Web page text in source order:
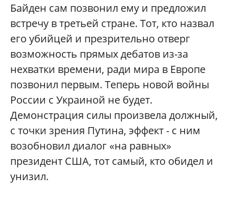
Байден сам позвонил ему и предложил
встречу в третьей стране. Тот, кто назвал
его убийцей и презрительно отверг
возможность прямых дебатов из-за
нехватки времени, ради мира в Европе
позвонил первым. Теперь новой войны
России с Украиной не будет.
Демонстрация силы произвела должный,
с точки зрения Путина, эффект - с ним
возобновил диалог «на равных»
президент США, тот самый, кто обидел и
унизил.